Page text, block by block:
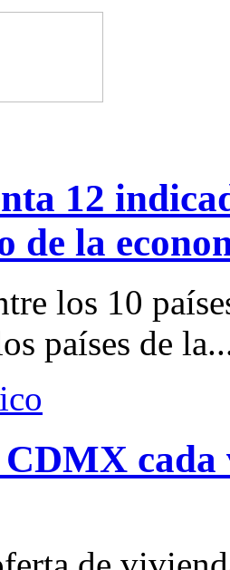
12
de la
los 10
países de
cada